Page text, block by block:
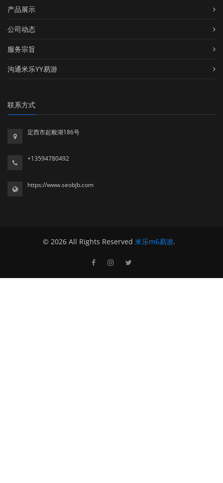
产品展示
公司动态
服务宗旨
沟通米乐YY易游
联系方式
定西市起般湖186号
+13594780492
https://www.seobjb.com
© 2026 All Rights Reserved 米乐m6易游.